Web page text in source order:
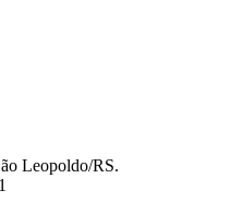
Leopoldo/RS.